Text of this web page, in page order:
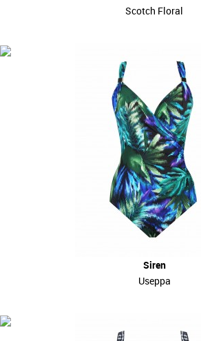
Scotch Floral
Siren
Useppa